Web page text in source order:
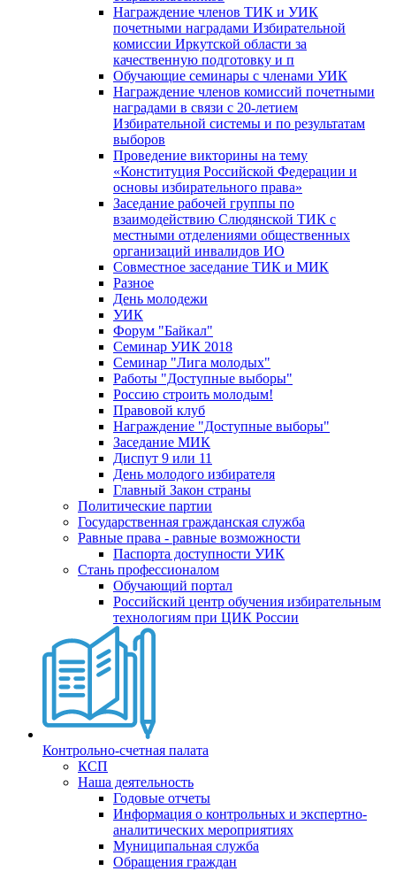
Награждение членов ТИК и УИК
почетными наградами Избирательной
комиссии Иркутской области за
качественную подготовку и п
Обучающие семинары с членами УИК
Награждение членов комиссий почетными
наградами в связи с 20-летием
Избирательной системы и по результатам
выборов
Проведение викторины на тему
«Конституция Российской Федерации и
основы избирательного права»
Заседание рабочей группы по
взаимодействию Слюдянской ТИК с
местными отделениями общественных
организаций инвалидов ИО
Совместное заседание ТИК и МИК
Разное
День молодежи
УИК
Форум "Байкал"
Семинар УИК 2018
Семинар "Лига молодых"
Работы "Доступные выборы"
Россию строить молодым!
Правовой клуб
Награждение "Доступные выборы"
Заседание МИК
Диспут 9 или 11
День молодого избирателя
Главный Закон страны
Политические партии
Государственная гражданская служба
Равные права - равные возможности
Паспорта доступности УИК
Стань профессионалом
Обучающий портал
Российский центр обучения избирательным
технологиям при ЦИК России
Контрольно-счетная палата
КСП
Наша деятельность
Годовые отчеты
Информация о контрольных и экспертно-
аналитических мероприятиях
Муниципальная служба
Обращения граждан